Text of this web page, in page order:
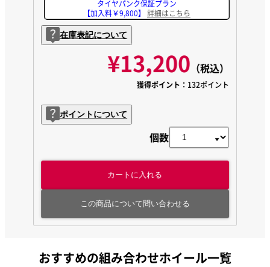
タイヤパンク保証プラン
【加入料￥9,800】 詳細はこちら
在庫表記について
¥13,200 （税込）
獲得ポイント： 132ポイント
ポイントについて
個数
カートに入れる
この商品について問い合わせる
おすすめの組み合わせホイール一覧